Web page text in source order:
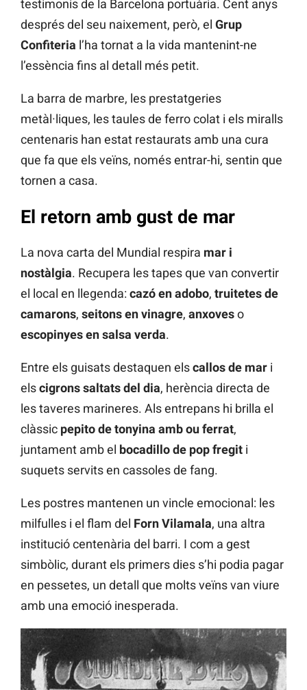
testimonis de la Barcelona portuària. Cent anys
després del seu naixement, però, el Grup
Confiteria l’ha tornat a la vida mantenint-ne
l’essència fins al detall més petit.
La barra de marbre, les prestatgeries
metàl·liques, les taules de ferro colat i els miralls
centenaris han estat restaurats amb una cura
que fa que els veïns, només entrar-hi, sentin que
tornen a casa.
El retorn amb gust de mar
La nova carta del Mundial respira mar i
nostàlgia. Recupera les tapes que van convertir
el local en llegenda: cazó en adobo, truitetes de
camarons, seitons en vinagre, anxoveso
escopinyes en salsa verda.
Entre els guisats destaquen elscallos de mar i
elscigrons saltats del dia, herència directa de
les taveres marineres. Als entrepans hi brilla el
clàssic pepito de tonyina amb ou ferrat,
juntament amb el bocadillo de pop fregit i
suquets servits en cassoles de fang.
Les postres mantenen un vincle emocional: les
milfulles i el flam del Forn Vilamala, una altra
institució centenària del barri. I com a gest
simbòlic, durant els primers dies s’hi podia pagar
en pessetes, un detall que molts veïns van viure
amb una emoció inesperada.